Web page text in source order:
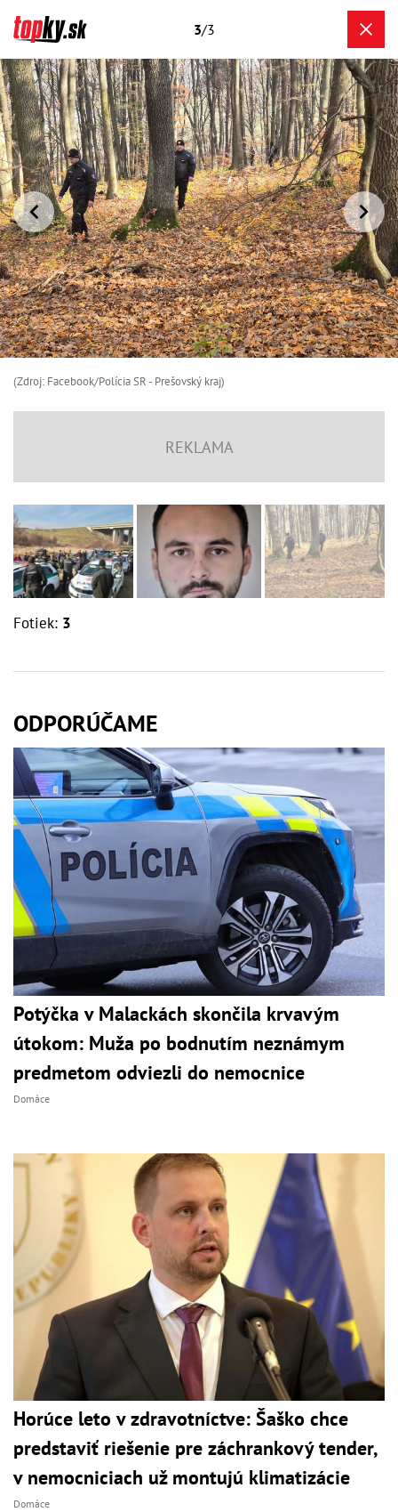
3/3
(Zdroj: Facebook/Polícia SR - Prešovský kraj)
Fotiek: 3
ODPORÚČAME
Potýčka v Malackách skončila krvavým
útokom: Muža po bodnutím neznámym
predmetom odviezli do nemocnice
Domáce
Horúce leto v zdravotníctve: Šaško chce
predstaviť riešenie pre záchrankový tender,
v nemocniciach už montujú klimatizácie
Domáce